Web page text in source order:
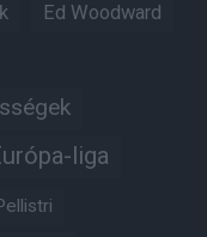
Ed Woodward
liga